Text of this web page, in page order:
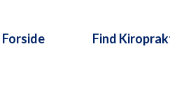
Forside Find